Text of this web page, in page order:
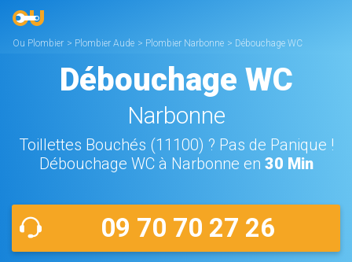
Ou Plombier > Plombier Aude > Plombier Narbonne > Débouchage WC
Débouchage WC
Narbonne
Toillettes Bouchés (11100) ? Pas de Panique !
Débouchage WC à Narbonne en 30 Min
09 70 70 27 26